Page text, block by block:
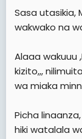
Sasa utasikia,
wakwako na
Alaaa wakuuu
kizito,,,
wa miaka
Picha
hiki watalala